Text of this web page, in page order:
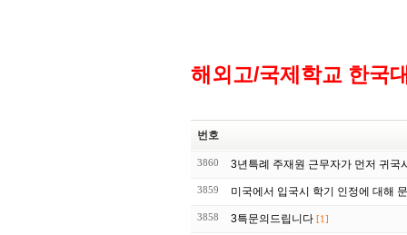
해외고/국제학교 한국
번호
3860 3년특례 주재원 근무자가 먼저 귀국
3859 미국에서 입국시 학기 인정에 대해
3858 3특문의드립니다 [1]